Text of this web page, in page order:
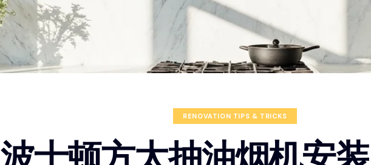
RENOVATION TIPS & TRICKS